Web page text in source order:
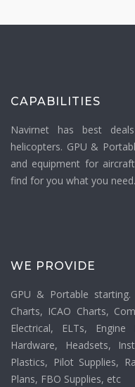
CAPABILITIES
Navirnet has best
helicopters. GPU &
and equipment for
find for you what you need.
WE PROVIDE
GPU & Portable
Charts, ICAO Charts,
Electrical, ELTs,
Hardware, Headsets,
Plastics, Pilot Supplies,
Plans, FBO Supplies, etc